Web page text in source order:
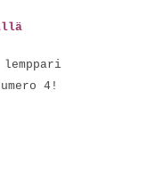
lemppari
4!